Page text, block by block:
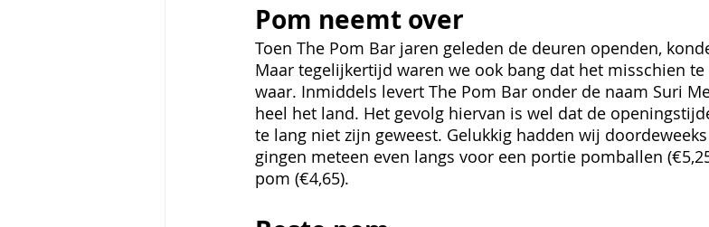
Pom neemt over
Toen The Pom Bar jaren geleden de deuren openden,
Maar tegelijkertijd waren we ook bang dat het misschien
waar. Inmiddels levert The Pom Bar onder de naam Suri
heel het land. Het gevolg hiervan is wel dat de
te lang niet zijn geweest. Gelukkig hadden wij
gingen meteen even langs voor een portie pomballen
pom (€4,65).